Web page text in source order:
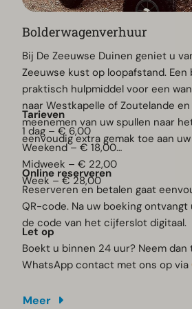
Bolderwagenverhuur
Bij De Zeeuwse Duinen geniet u
Zeeuwse kust op loopafstand. Een
praktisch hulpmiddel voor een
naar Westkapelle of Zoutelande
meenemen van uw spullen naar
eenvoudig extra gemak toe aan
Tarieven
1 dag – € 6,00
Weekend – € 18,00
Midweek – € 22,00
Week – € 28,00
Online reserveren
Reserveren en betalen gaat
QR-code. Na uw boeking
de code van het cijferslot digitaal.
Let op
Boekt u binnen 24 uur? Neem
WhatsApp contact met ons op via
Meer